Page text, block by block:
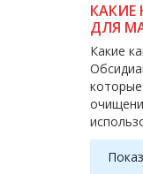
ДЛЯ
Какие